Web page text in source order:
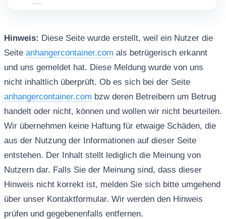
Hinweis: Diese Seite wurde erstellt, weil ein Nutzer die
Seite anhangercontainer.com als betrügerisch erkannt
und uns gemeldet hat. Diese Meldung wurde von uns
nicht inhaltlich überprüft. Ob es sich bei der Seite
anhangercontainer.com bzw deren Betreibern um Betrug
handelt oder nicht, können und wollen wir nicht beurteilen.
Wir übernehmen keine Haftung für etwaige Schäden, die
aus der Nutzung der Informationen auf dieser Seite
entstehen. Der Inhalt stellt lediglich die Meinung von
Nutzern dar. Falls Sie der Meinung sind, dass dieser
Hinweis nicht korrekt ist, melden Sie sich bitte umgehend
über unser Kontaktformular. Wir werden den Hinweis
prüfen und gegebenenfalls entfernen.